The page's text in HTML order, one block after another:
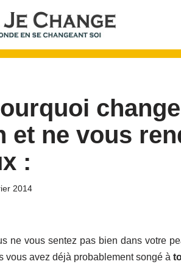
et ne vous
:
2014
ne vous sentez pas bien dans votre
vous avez déjà probablement songé à